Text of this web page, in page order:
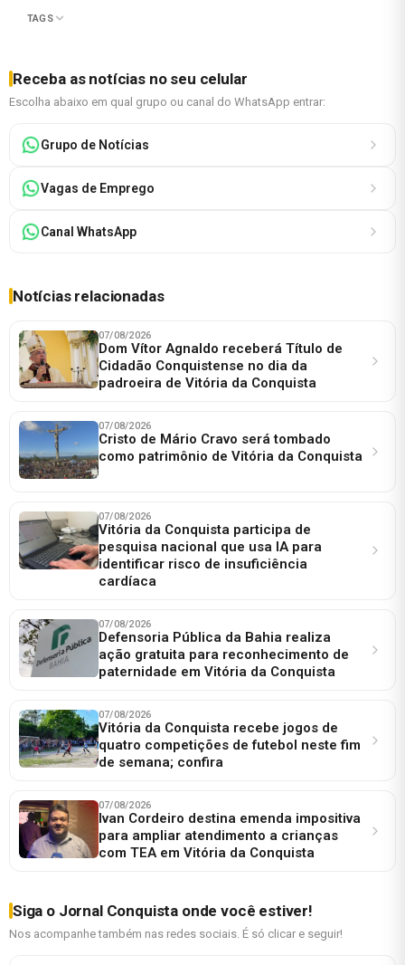
TAGS
Receba as notícias no seu celular
Escolha abaixo em qual grupo ou canal do WhatsApp entrar:
Grupo de Notícias
Vagas de Emprego
Canal WhatsApp
Notícias relacionadas
07/08/2026
Dom Vítor Agnaldo receberá Título de
Cidadão Conquistense no dia da
padroeira de Vitória da Conquista
07/08/2026
Cristo de Mário Cravo será tombado
como patrimônio de Vitória da Conquista
07/08/2026
Vitória da Conquista participa de
pesquisa nacional que usa IA para
identificar risco de insuficiência
cardíaca
07/08/2026
Defensoria Pública da Bahia realiza
ação gratuita para reconhecimento de
paternidade em Vitória da Conquista
07/08/2026
Vitória da Conquista recebe jogos de
quatro competições de futebol neste fim
de semana; confira
07/08/2026
Ivan Cordeiro destina emenda impositiva
para ampliar atendimento a crianças
com TEA em Vitória da Conquista
Siga o Jornal Conquista onde você estiver!
Nos acompanhe também nas redes sociais. É só clicar e seguir!